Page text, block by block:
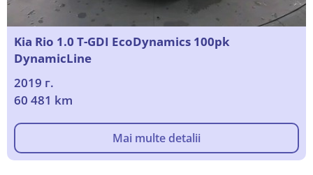
Kia Rio 1.0 T-GDI EcoDynamics 100pk
DynamicLine
2019 г.
60 481 km
Mai multe detalii